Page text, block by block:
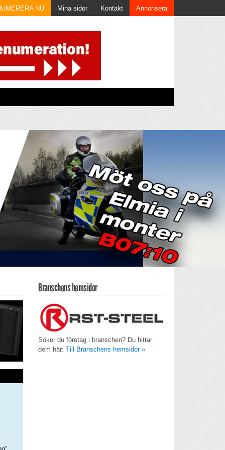
NU Mina sidor Kontakt Annonsera
Branschens hemsidor
Söker du företag i branschen? Du hittar
dem här: Till Branschens hemsidor »